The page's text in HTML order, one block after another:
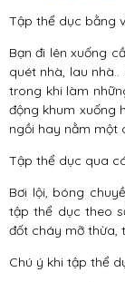
Tập thể dục bằng
Bạn đi lên xuống
quét nhà, lau
trong khi làm
động khum xuống
ngồi hay nằm một
Tập thể dục qua
Bơi lội, bóng
tập thể dục theo
đốt cháy mỡ thừa,
Chú ý khi tập thể